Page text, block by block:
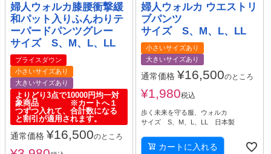
婦人ウォルカ膝腰衝撃緩
和パット入りふんわりテ
ーパードパンツグレー
サイズ S、M、L、LL
プライスダウン
小さいサイズあり
大きいサイズあり
よりどり3点で10000円均一対
象商品 ※カートへ１
つずつ入れて、合計数になる
と割引が適用されます。
通常価格 ¥16,500のところ
婦人ウォルカ ウエストリ
ブパンツ
サイズ S、M、L、LL
小さいサイズあり
大きいサイズあり
通常価格 ¥16,500のところ
¥1,980税込
歩く未来を守る服、ウォルカ
サイズ S、M、L、LL 日本製
カートに入れる